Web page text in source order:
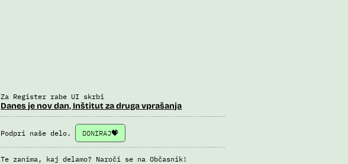
Za Register rabe UI skrbi
Danes je nov dan, Inštitut za druga vprašanja
Podpri naše delo. DONIRAJ
Te zanima, kaj delamo? Naroči se na Občasnik!